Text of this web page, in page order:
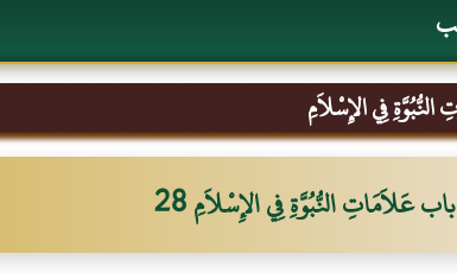
فِي الإِسْلاَمِ
باب عَلاَمَاتِ النُّبُوَّةِ فِي الإِسْلاَمِ 28